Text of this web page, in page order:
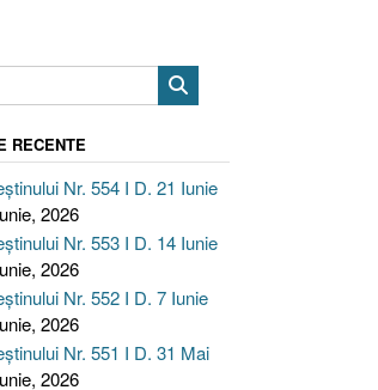
RECENTE
Nr. 554 I D. 21 Iunie
2026
Nr. 553 I D. 14 Iunie
2026
Nr. 552 I D. 7 Iunie
2026
Nr. 551 I D. 31 Mai
2026